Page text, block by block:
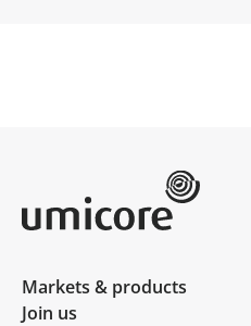
Markets & products
Join us